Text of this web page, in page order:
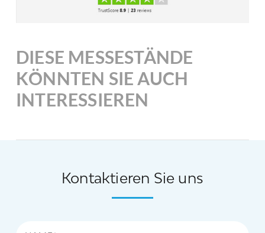
DIESE MESSESTÄNDE
KÖNNTEN SIE AUCH
INTERESSIEREN
Kontaktieren Sie uns